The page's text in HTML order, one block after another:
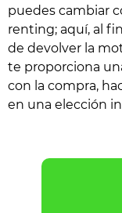
puedes cambiar
renting; aquí, al
de devolver la
te proporciona
con la compra,
en una elección